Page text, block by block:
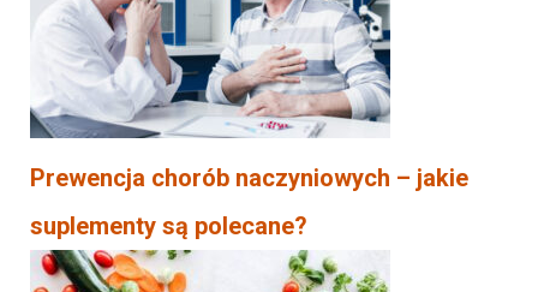
Prewencja chorób naczyniowych – jakie
suplementy są polecane?